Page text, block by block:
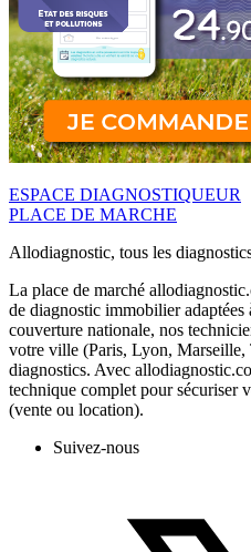
ESPACE DIAGNOSTIQUEUR
PLACE DE MARCHE
Allodiagnostic, tous les
La place de marché
de diagnostic immobilier adaptées
couverture nationale, nos
votre ville (Paris, Lyon,
diagnostics. Avec
technique complet pour sécuriser
(vente ou location).
Suivez-nous